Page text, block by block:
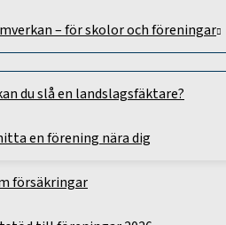
– för skolor och föreningar
du slå en landslagsfäktare?
en förening nära dig
försäkringar